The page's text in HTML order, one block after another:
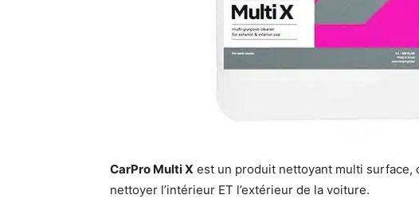
CarPro Multi X est un produit nettoyant multi surface,
nettoyer l’intérieur ET l’extérieur de la voiture.